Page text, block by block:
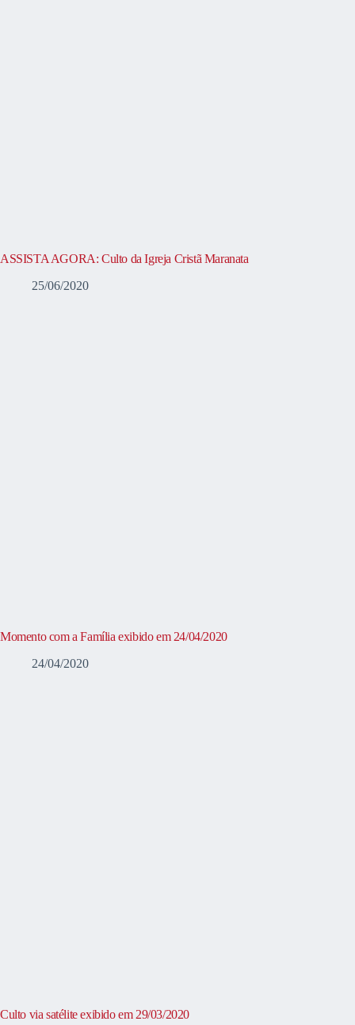
ASSISTA AGORA: Culto da Igreja Cristã Maranata
25/06/2020
Momento com a Família exibido em 24/04/2020
24/04/2020
Culto via satélite exibido em 29/03/2020